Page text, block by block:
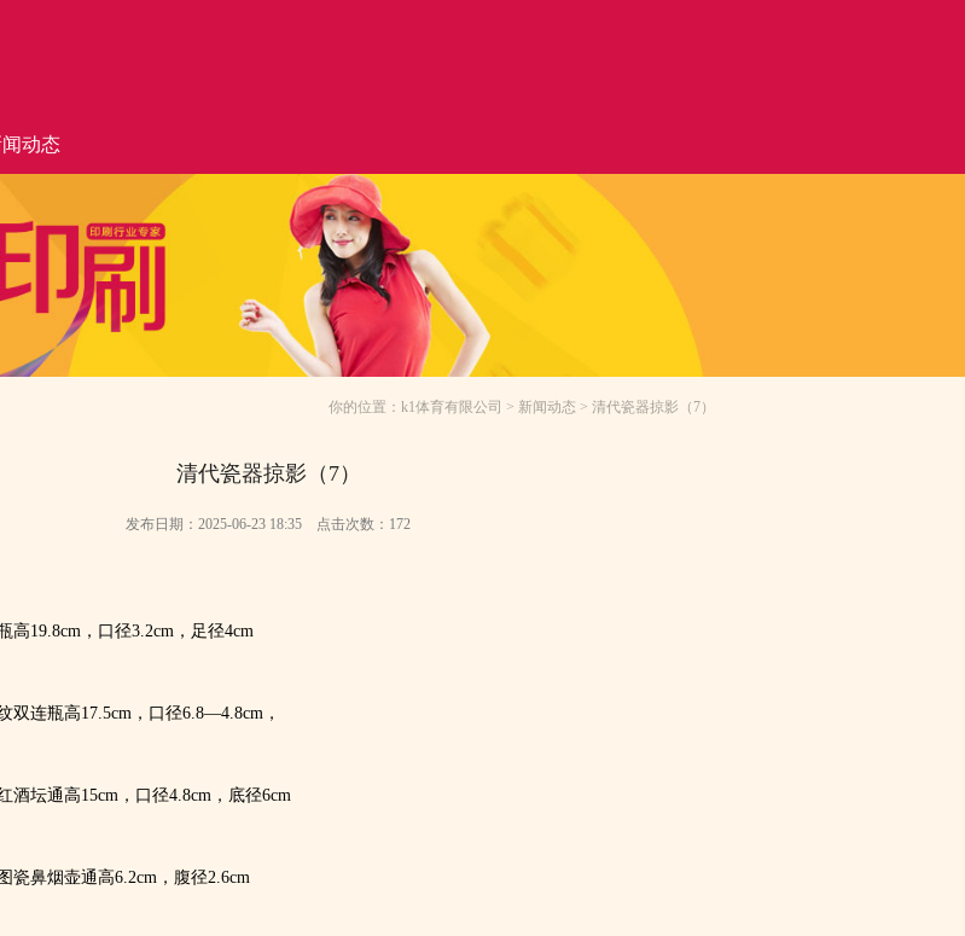
动态
你的位置： k1体育有限公司 > 新闻动态 > 清代瓷器掠影（7）
清代瓷器掠影（7）
发布日期：2025-06-23 18:35 点击次数：172
高19.8cm，口径3.2cm，足径4cm
双连瓶高17.5cm，口径6.8—4.8cm，
酒坛通高15cm，口径4.8cm，底径6cm
瓷鼻烟壶通高6.2cm，腹径2.6cm